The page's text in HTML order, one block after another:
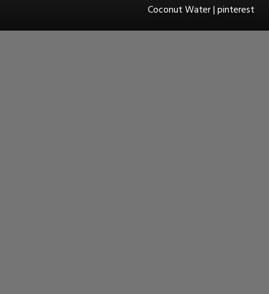
Coconut Water | pinterest